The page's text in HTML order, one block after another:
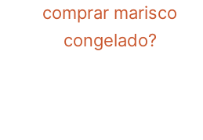
comprar marisco
congelado?